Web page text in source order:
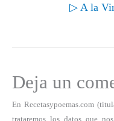
▷ A la
Deja un
En Recetasypoemas.com
trataremos los datos que